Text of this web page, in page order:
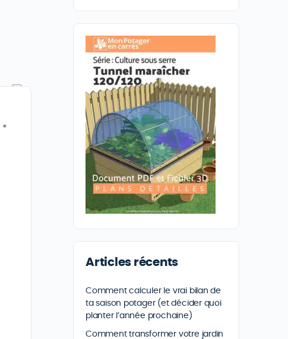
*
Articles récents
Comment calculer le vrai bilan de
ta saison potager (et décider quoi
planter l’année prochaine)
Comment transformer votre jardin